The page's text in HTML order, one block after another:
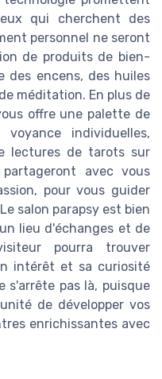
qui cherchent des
personnel ne seront
de produits de bien-
encens, des huiles
méditation. En plus de
offre une palette de
individuelles,
lectures de tarots sur
avec vous
pour vous guider
salon parapsy est bien
lieu d'échanges et de
pourra trouver
intérêt et sa curiosité
s'arrête pas là, puisque
de développer vos
enrichissantes avec